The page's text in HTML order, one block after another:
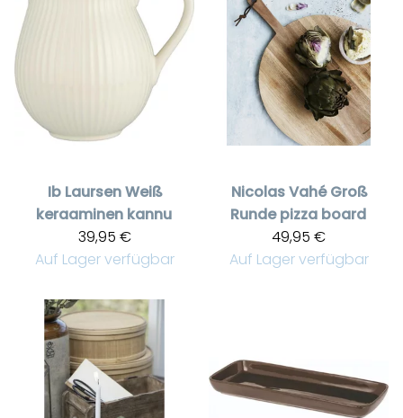
Ib LaursenWeiß
keraaminen kannu
39,95 €
Auf Lager verfügbar
Nicolas Vahé Groß
Runde pizza board
49,95 €
Auf Lager verfügbar